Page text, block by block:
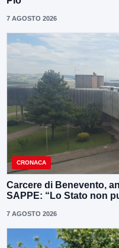
7 AGOSTO 2026
CRONACA
Carcere di Benevento,
SAPPE: “Lo Stato non
7 AGOSTO 2026